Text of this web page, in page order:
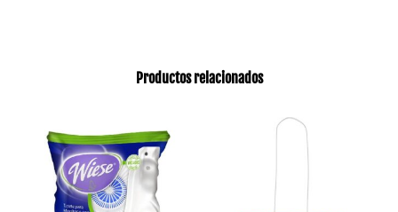
Productos relacionados